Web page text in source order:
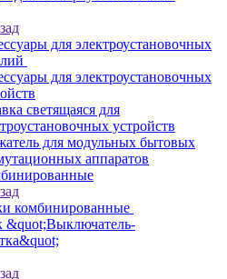
для электроустановочных
для электроустановочных
светящаяся для
устройств
для модульных бытовых
аппаратов
комбинированные
&quot;Выключатель-